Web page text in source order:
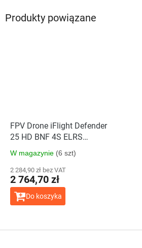
Produkty powiązane
FPV Drone iFlight Defender
25 HD BNF 4S ELRS
2.4GHz - DJI O3 Air Unit
W magazynie (6 szt)
2 284,90 zł bez VAT
2 764,70 zł
Do koszyka